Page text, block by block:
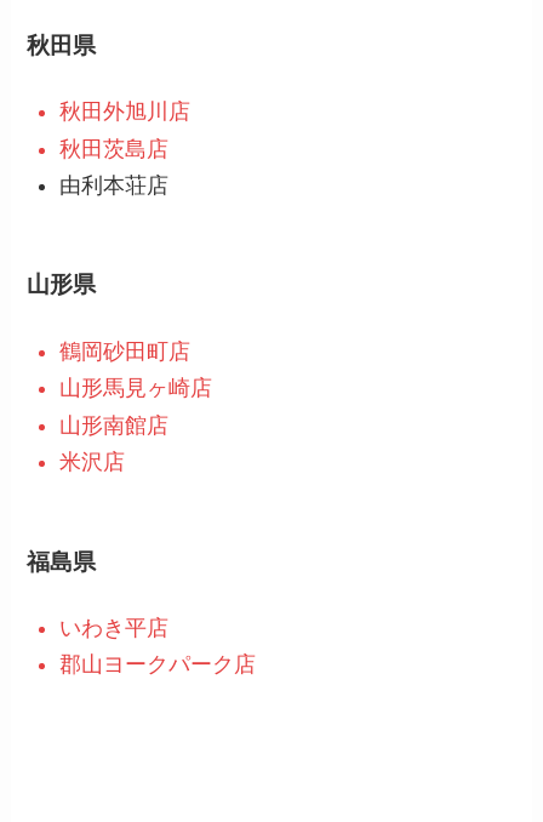
秋田県
秋田外旭川店
秋田茨島店
由利本荘店
山形県
鶴岡砂田町店
山形馬見ヶ崎店
山形南館店
米沢店
福島県
いわき平店
郡山ヨークパーク店